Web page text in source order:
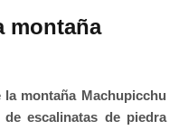
montaña
montaña Machupicchu
escalinatas de piedra